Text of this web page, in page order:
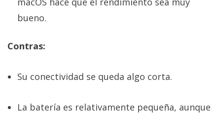
bueno.
Contras:
Su conectividad se queda algo corta.
La batería es relativamente pequeña, aunque